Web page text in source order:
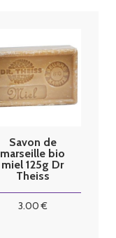
Savon de
marseille bio
miel 125g Dr
Theiss
3.00€